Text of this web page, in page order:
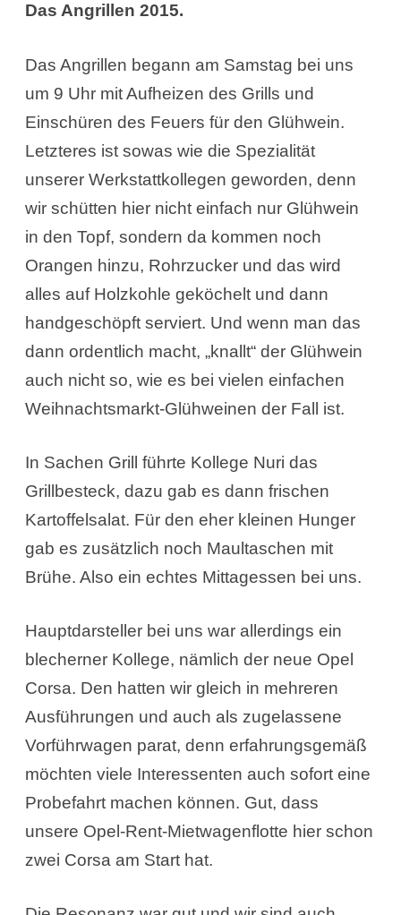
Das Angrillen 2015.
Das Angrillen begann am Samstag bei uns
um 9 Uhr mit Aufheizen des Grills und
Einschüren des Feuers für den Glühwein.
Letzteres ist sowas wie die Spezialität
unserer Werkstattkollegen geworden, denn
wir schütten hier nicht einfach nur Glühwein
in den Topf, sondern da kommen noch
Orangen hinzu, Rohrzucker und das wird
alles auf Holzkohle geköchelt und dann
handgeschöpft serviert. Und wenn man das
dann ordentlich macht, „knallt“ der Glühwein
auch nicht so, wie es bei vielen einfachen
Weihnachtsmarkt-Glühweinen der Fall ist.
In Sachen Grill führte Kollege Nuri das
Grillbesteck, dazu gab es dann frischen
Kartoffelsalat. Für den eher kleinen Hunger
gab es zusätzlich noch Maultaschen mit
Brühe. Also ein echtes Mittagessen bei uns.
Hauptdarsteller bei uns war allerdings ein
blecherner Kollege, nämlich der neue Opel
Corsa. Den hatten wir gleich in mehreren
Ausführungen und auch als zugelassene
Vorführwagen parat, denn erfahrungsgemäß
möchten viele Interessenten auch sofort eine
Probefahrt machen können. Gut, dass
unsere Opel-Rent-Mietwagenflotte hier schon
zwei Corsa am Start hat.